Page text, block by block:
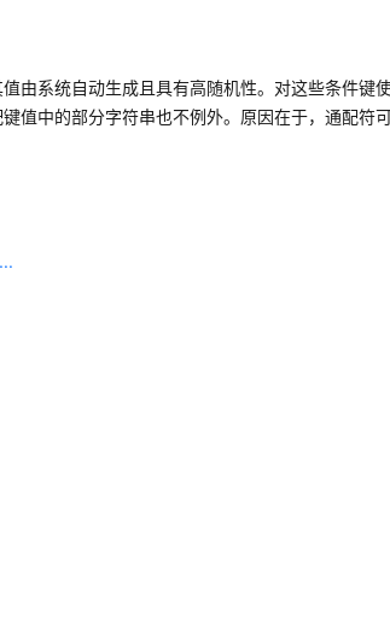
由系统自动生成且具有高随机性。对这些条件键
值中的部分字符串也不例外。原因在于，通配符